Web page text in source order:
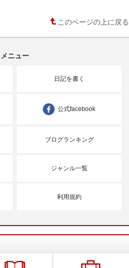
このページの上に戻る
メニュー
日記を書く
公式facebook
ブログランキング
ジャンル一覧
利用規約